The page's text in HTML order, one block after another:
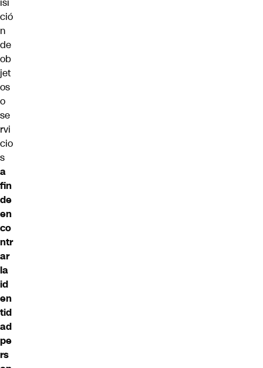
ció
n
de
ob
jet
os
o
se
rvi
cio
s
a
fin
de
en
co
ntr
ar
la
id
en
tid
ad
pe
rs